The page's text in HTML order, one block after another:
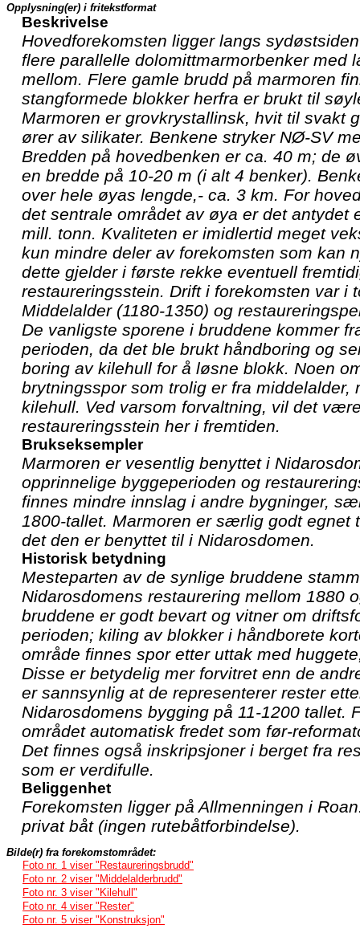
Opplysning(er) i fritekstformat
Beskrivelse
Hovedforekomsten ligger langs
flere parallelle dolomittmarmorbenker med
mellom. Flere gamle brudd på marmoren
stangformede blokker herfra er brukt til
Marmoren er grovkrystallinsk, hvit til svakt
ører av silikater. Benkene stryker NØ-SV
Bredden på hovedbenken er ca. 40 m; de
en bredde på 10-20 m (i alt 4 benker).
over hele øyas lengde,- ca. 3 km. For
det sentrale området av øya er det antydet
mill. tonn. Kvaliteten er imidlertid meget
kun mindre deler av forekomsten som kan
dette gjelder i første rekke eventuell
restaureringsstein. Drift i forekomsten var i
Middelalder (1180-1350) og
De vanligste sporene i bruddene kommer
perioden, da det ble brukt håndboring og
boring av kilehull for å løsne blokk. Noen
brytningsspor som trolig er fra middelalder,
kilehull. Ved varsom forvaltning, vil det
restaureringsstein her i fremtiden.
Brukseksempler
Marmoren er vesentlig benyttet i
opprinnelige byggeperioden og
finnes mindre innslag i andre bygninger,
1800-tallet. Marmoren er særlig godt egnet
det den er benyttet til i Nidarosdomen.
Historisk betydning
Mesteparten av de synlige bruddene
Nidarosdomens restaurering mellom 1880
bruddene er godt bevart og vitner om
perioden; kiling av blokker i håndborete
område finnes spor etter uttak med
Disse er betydelig mer forvitret enn de
er sannsynlig at de representerer rester
Nidarosdomens bygging på 11-1200 tallet.
området automatisk fredet som før-
Det finnes også inskripsjoner i berget fra
som er verdifulle.
Beliggenhet
Forekomsten ligger på Allmenningen i
privat båt (ingen rutebåtforbindelse).
Bilde(r) fra forekomstområdet:
Foto nr. 1 viser "Restaureringsbrudd"
Foto nr. 2 viser "Middelalderbrudd"
Foto nr. 3 viser "Kilehull"
Foto nr. 4 viser "Rester"
Foto nr. 5 viser "Konstruksjon"